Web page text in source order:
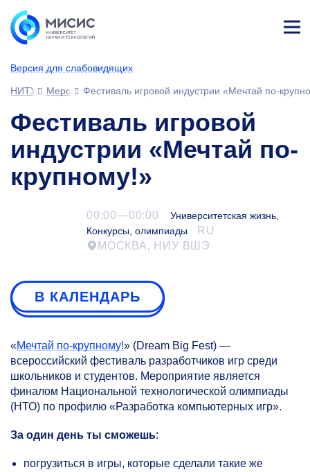
Версия для слабовидящих
ине
НИТУ МИСИСМероприятияФестиваль игровой индустрии «Мечтай по-
Фестиваль игровой
индустрии «Мечтай по-
крупному!»
00:00—00:00
Университетская жизнь,
Конкурсы, олимпиады
RU
МОСКВА, НИУ ВШЭ
В КАЛЕНДАРЬ
«Мечтай по-крупному!» (Dream Big Fest) —
всероссийский фестиваль разработчиков игр среди
школьников и студентов. Мероприятие является
финалом Национальной технологической олимпиады
(НТО) по профилю «Разработка компьютерных игр».
За один день ты сможешь:
погрузиться в игры, которые сделали такие же